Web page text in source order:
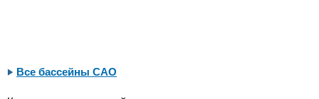
Все бассейны САО